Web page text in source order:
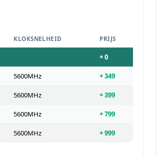
KLOKSNELHEID PRIJS
+ 0
5600MHz + 349
5600MHz + 399
5600MHz + 799
5600MHz + 999